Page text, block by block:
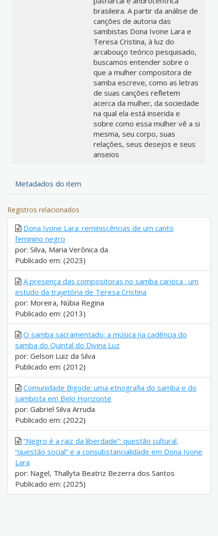
brasileira. A partir da análise de
canções de autoria das
sambistas Dona Ivone Lara e
Teresa Cristina, à luz do
arcabouço teórico pesquisado,
buscamos entender sobre o
que a mulher compositora de
samba escreve, como as letras
de suas canções refletem
acerca da mulher, da sociedade
na qual ela está inserida e
sobre como essa mulher vê a si
mesma, seu corpo, suas
relações, seus desejos e seus
anseios
Metadados do item
Registros relacionados
Dona Ivone Lara: reminiscências de um canto
feminino negro
por: Silva, Maria Verônica da
Publicado em: (2023)
A presença das compositoras no samba carioca : um
estudo da trajetória de Teresa Cristina
por: Moreira, Núbia Regina
Publicado em: (2013)
O samba sacramentado: a música na cadência do
samba do Quintal do Divina Luz
por: Gelson Luiz da Silva
Publicado em: (2012)
Comunidade Bigode: uma etnografia do samba e do
sambista em Belo Horizonte
por: Gabriel Silva Arruda
Publicado em: (2022)
“Negro é a raiz da liberdade”: questão cultural,
“questão social” e a consubstancialidade em Dona Ivone
Lara
por: Nagel, Thallyta Beatriz Bezerra dos Santos
Publicado em: (2025)